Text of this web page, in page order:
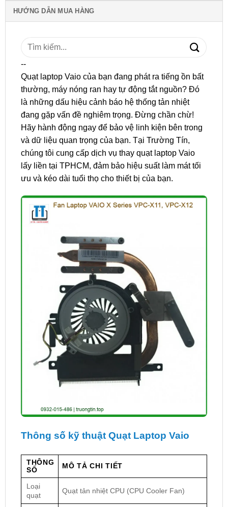
HƯỚNG DẪN MUA HÀNG
Tìm
--
Quạt laptop Vaio của bạn đang phát ra tiếng ồn bất
thường, máy nóng ran hay tự động tắt nguồn? Đó
là những dấu hiệu cảnh báo hệ thống tản nhiệt
đang gặp vấn đề nghiêm trọng. Đừng chần chừ!
Hãy hành động ngay để bảo vệ linh kiện bên trong
và dữ liệu quan trọng của bạn. Tại Trường Tín,
chúng tôi cung cấp dịch vụ thay quạt laptop Vaio
lấy liền tại TPHCM, đảm bảo hiệu suất làm mát tối
ưu và kéo dài tuổi thọ cho thiết bị của bạn.
Thông số kỹ thuật Quạt Laptop Vaio
THÔNG
SỐ
MÔ TẢ CHI TIẾT
Loại
quạt
Quạt tản nhiệt CPU (CPU Cooler Fan)